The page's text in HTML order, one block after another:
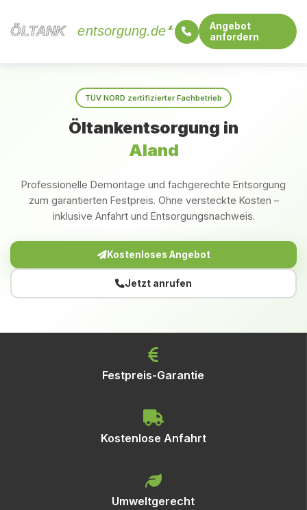
ÖLTANK
ÖLTANK entsorgung.de
Angebot
anfordern
TÜV NORD zertifizierter Fachbetrieb
Öltankentsorgung in
Aland
Professionelle Demontage und fachgerechte Entsorgung
zum garantierten Festpreis. Ohne versteckte Kosten –
inklusive Anfahrt und Entsorgungsnachweis.
Kostenloses Angebot
Jetzt anrufen
Festpreis-Garantie
Kostenlose Anfahrt
Umweltgerecht